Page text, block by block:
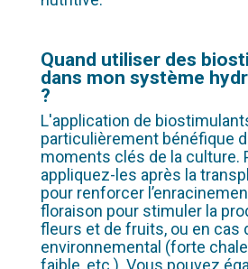
Quand utiliser des
dans mon système
?
L'application de
particulièrement bénéfique
moments clés de la culture.
appliquez-les après la
pour renforcer
floraison pour stimuler la
fleurs et de fruits, ou en cas
environnemental (forte
faible, etc.). Vous pouvez